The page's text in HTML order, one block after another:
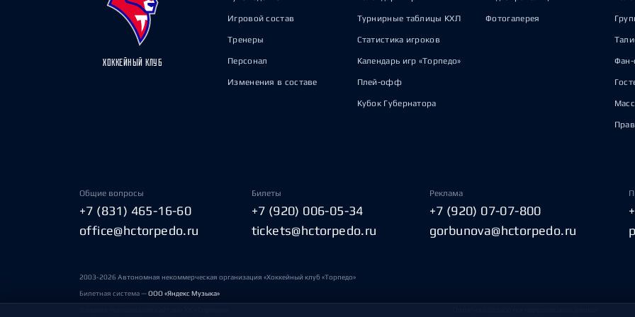
ХОККЕЙНЫЙ КЛУБ
Игровой состав
Тренеры
Персонал
Изменения в составе
Турнирные таблицы КХЛ
Статистика игроков
Календарь игр «Торпедо»
Плей-офф
Кубок Губернатора
Фотогалерея
Фан-
Общие вопросы
+7 (831) 465-16-60
office@hctorpedo.ru
Билеты
+7 (920) 006-05-34
tickets@hctorpedo.ru
Реклама
+7 (920) 07-07-800
gorbunova@hctorpedo.ru
2003-2026 Автономная некоммерческая организация «Хоккейный клуб «Торпедо»
Билетная система —ООО «Яндекс Музыка»